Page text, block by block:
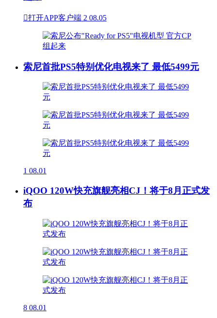
打开APP客户端 2 08.05
索尼首批PS5特别优化电视来了 最低5499元
1 08.01
iQOO 120W快充旗舰亮相CJ！将于8月正式发
布
8 08.01